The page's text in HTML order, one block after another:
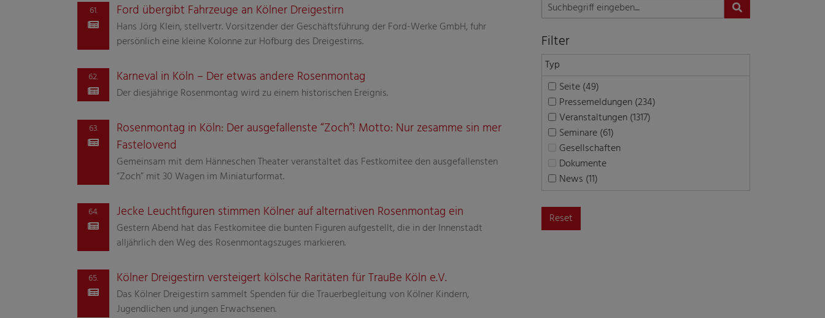
61. Ford übergibt Fahrzeuge an Kölner Dreigestirn
Hans Jörg Klein, stellvertr. Vorsitzender der Geschäftsführung der Ford-Werke GmbH, fuhr
persönlich eine kleine Kolonne zur Hofburg des Dreigestirns.
62. Karneval in Köln – Der etwas andere Rosenmontag
Der diesjährige Rosenmontag wird zu einem historischen Ereignis.
63.
Rosenmontag in Köln: Der ausgefallenste “Zoch”! Motto: Nur zesamme sin mer
Fastelovend
Gemeinsam mit dem Hänneschen Theater veranstaltet das Festkomitee den ausgefallensten
“Zoch” mit 30 Wagen im Miniaturformat.
64. Jecke Leuchtfiguren stimmen Kölner auf alternativen Rosenmontag ein
Gestern Abend hat das Festkomitee die bunten Figuren aufgestellt, die in der Innenstadt
alljährlich den Weg des Rosenmontagszuges markieren.
65. Kölner Dreigestirn versteigert kölsche Raritäten für TrauBe Köln e.V.
Das Kölner Dreigestirn sammelt Spenden für die Trauerbegleitung von Kölner Kindern,
Jugendlichen und jungen Erwachsenen.
Filter
Typ
Seite (49)
Pressemeldungen (234)
Veranstaltungen (1317)
Seminare (61)
Gesellschaften
Dokumente
News (11)
Reset